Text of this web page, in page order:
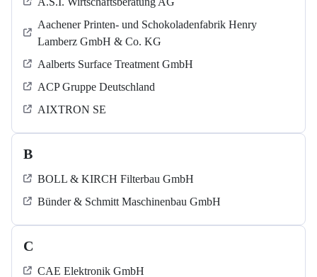
Aachener Printen- und Schokoladenfabrik Henry
Lamberz GmbH & Co. KG
Aalberts Surface Treatment GmbH
ACP Gruppe Deutschland
AIXTRON SE
B
BOLL & KIRCH Filterbau GmbH
Bünder & Schmitt Maschinenbau GmbH
C
CAE Elektronik GmbH